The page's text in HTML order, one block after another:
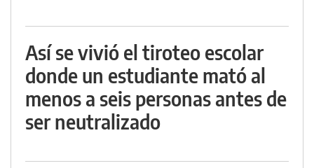
Así se vivió el tiroteo escolar
donde un estudiante mató al
menos a seis personas antes de
ser neutralizado